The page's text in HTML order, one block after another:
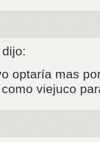
dijo:
optaría mas
viejuco